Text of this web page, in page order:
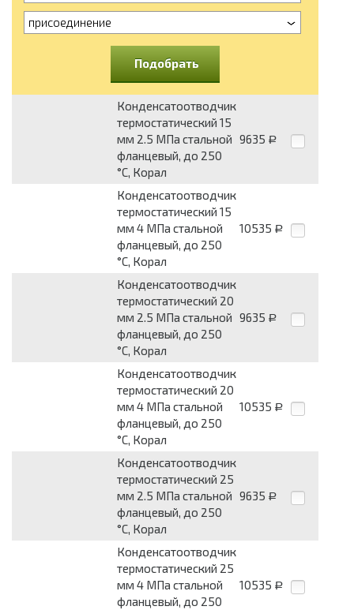
присоединение
Подобрать
Конденсатоотводчик
термостатический 15
мм 2.5 МПа стальной
фланцевый, до 250
°С, Корал
9635 Р
Конденсатоотводчик
термостатический 15
мм 4 МПа стальной
фланцевый, до 250
°С, Корал
10535 Р
Конденсатоотводчик
термостатический 20
мм 2.5 МПа стальной
фланцевый, до 250
°С, Корал
9635 Р
Конденсатоотводчик
термостатический 20
мм 4 МПа стальной
фланцевый, до 250
°С, Корал
10535 Р
Конденсатоотводчик
термостатический 25
мм 2.5 МПа стальной
фланцевый, до 250
°С, Корал
9635 Р
Конденсатоотводчик
термостатический 25
мм 4 МПа стальной
фланцевый, до 250
10535 Р